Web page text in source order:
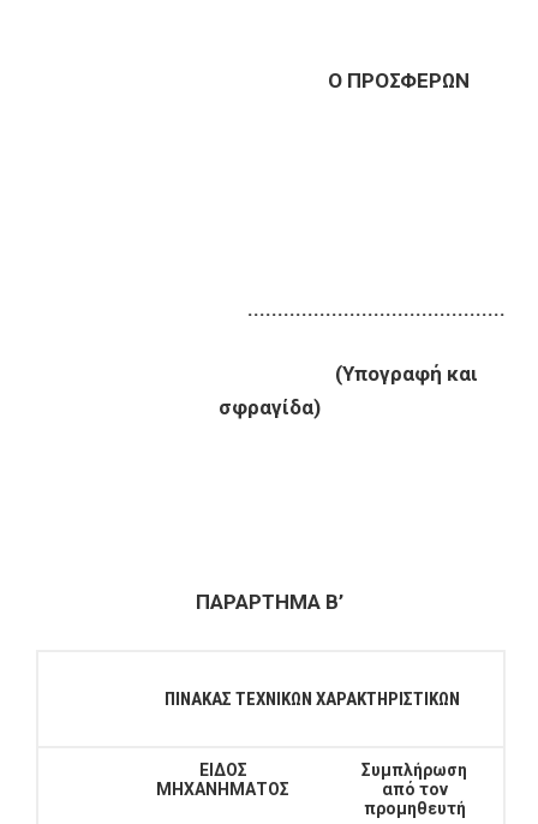
Ο ΠΡΟΣΦΕΡΩΝ
...........................................
(Υπογραφή και
σφραγίδα)
ΠΑΡΑΡΤΗΜΑ Β’
ΠΙΝΑΚΑΣ ΤΕΧΝΙΚΩΝ ΧΑΡΑΚΤΗΡΙΣΤΙΚΩΝ
ΕΙΔΟΣ
ΜΗΧΑΝΗΜΑΤΟΣ
Συμπλήρωση
από τον
προμηθευτή